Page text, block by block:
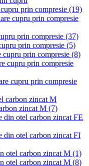
prin compresie (19)
cupru prin compresie
prin compresie (37)
prin compresie (5)
prin compresie (8)
cupru prin compresie
cupru prin compresie
carbon zincat M
zincat M (7)
din otel carbon zincat FE
din otel carbon zincat FI
otel carbon zincat M (1)
otel carbon zincat M (8)